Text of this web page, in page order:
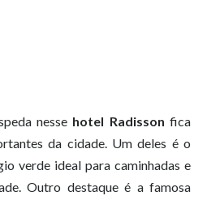
nesse hotel Radisson ​ fica
da cidade. Um deles é o
verde ideal para caminhadas e
Outro destaque é a famosa